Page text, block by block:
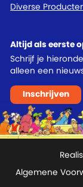
Diverse
Altijd als eerste
Schrijf je
alleen een
Inschrijven
Algemene